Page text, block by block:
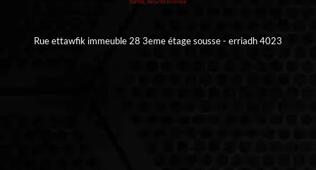
Rue ettawfik immeuble 28 3eme étage sousse - erriadh 4023